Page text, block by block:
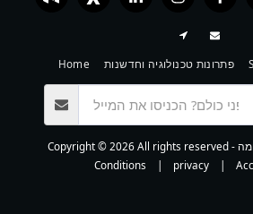
processor and enables pass-
color and high resolution,
ThinkReality VRX is
supported by an end-to-end
suite of services that help
organizations achieve
success and enjoy a faster
Home פתרונות טכנולוגיה וחדשנות
Copyright © 2026 All rights reserved -
Conditions | privacy |